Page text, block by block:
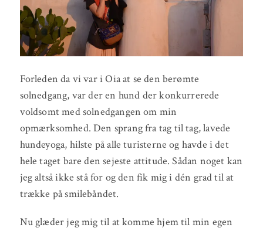
Forleden da vi var i Oia at se den berømte
solnedgang, var der en hund der konkurrerede
voldsomt med solnedgangen om min
opmærksomhed. Den sprang fra tag til tag, lavede
hundeyoga, hilste på alle turisterne og havde i det
hele taget bare den sejeste attitude. Sådan noget kan
jeg altså ikke stå for og den fik mig i dén grad til at
trække på smilebåndet.
Nu glæder jeg mig til at komme hjem til min egen